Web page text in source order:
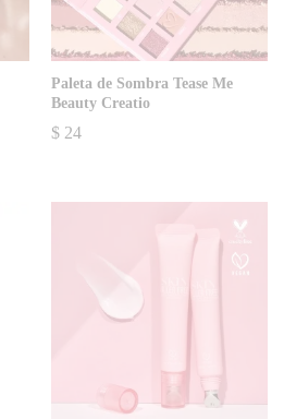
Paleta de Sombra Tease Me
Beauty Creatio
$ 24